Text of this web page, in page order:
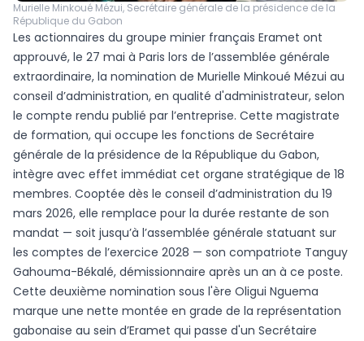
Murielle Minkoué Mézui, Secrétaire générale de la présidence de la
République du Gabon
Les actionnaires du groupe minier français Eramet ont
approuvé, le 27 mai à Paris lors de l’assemblée générale
extraordinaire, la nomination de Murielle Minkoué Mézui au
conseil d’administration, en qualité d'administrateur, selon
le compte rendu publié par l’entreprise. Cette magistrate
de formation, qui occupe les fonctions de Secrétaire
générale de la présidence de la République du Gabon,
intègre avec effet immédiat cet organe stratégique de 18
membres. Cooptée dès le conseil d’administration du 19
mars 2026, elle remplace pour la durée restante de son
mandat — soit jusqu’à l’assemblée générale statuant sur
les comptes de l’exercice 2028 — son compatriote Tanguy
Gahouma-Békalé, démissionnaire après un an à ce poste.
Cette deuxième nomination sous l'ère Oligui Nguema
marque une nette montée en grade de la représentation
gabonaise au sein d’Eramet qui passe d'un Secrétaire